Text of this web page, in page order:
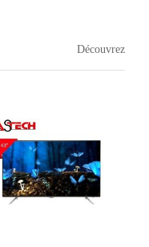
Découvrez